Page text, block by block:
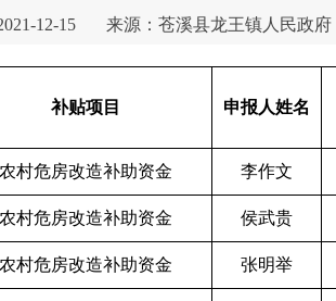
12-15 来源：苍溪县龙王镇人民政府
补贴项目 申报人姓名
农村危房改造补助资金 李作文
农村危房改造补助资金 侯武贵
农村危房改造补助资金 张明举